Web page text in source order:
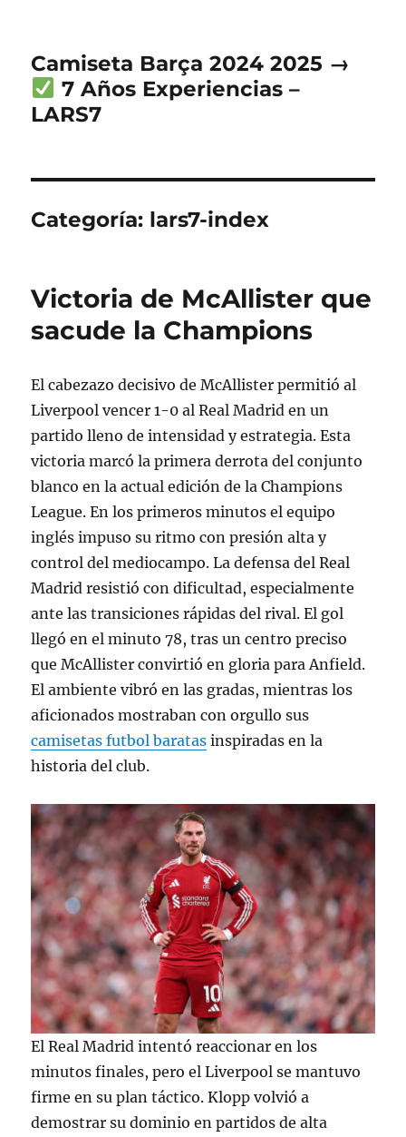
Camiseta Barça 2024 2025 →
7 Años Experiencias –
LARS7
Categoría: lars7-index
Victoria de McAllister que
sacude la Champions
El cabezazo decisivo de McAllister permitió al
Liverpool vencer 1-0 al Real Madrid en un
partido lleno de intensidad y estrategia. Esta
victoria marcó la primera derrota del conjunto
blanco en la actual edición de la Champions
League. En los primeros minutos el equipo
inglés impuso su ritmo con presión alta y
control del mediocampo. La defensa del Real
Madrid resistió con dificultad, especialmente
ante las transiciones rápidas del rival. El gol
llegó en el minuto 78, tras un centro preciso
que McAllister convirtió en gloria para Anfield.
El ambiente vibró en las gradas, mientras los
aficionados mostraban con orgullo sus
camisetas futbol baratas inspiradas en la
historia del club.
El Real Madrid intentó reaccionar en los
minutos finales, pero el Liverpool se mantuvo
firme en su plan táctico. Klopp volvió a
demostrar su dominio en partidos de alta